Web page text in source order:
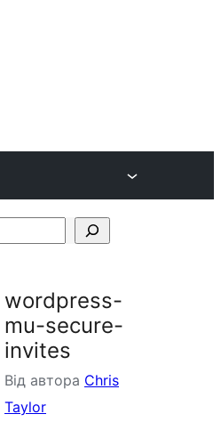
wordpress-
mu-secure-
invites
Від автора Chris
Taylor